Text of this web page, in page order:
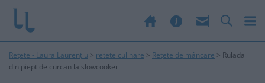
Rețete - Laura Laurențiu > retete culinare > Rețete de mâncare > Rulada
din piept de curcan la slowcooker